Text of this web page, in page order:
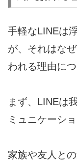
手軽なLINEは
が、それはな
われる理由に
まず、LINEは
ミュニケーシ
家族や友人と